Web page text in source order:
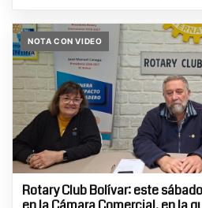
NOTA CON VIDEO
Rotary Club Bolívar: este